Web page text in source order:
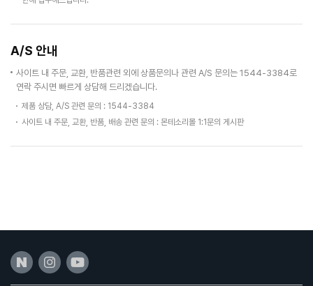
A/S 안내
사이트 내 주문, 교환, 반품관련 외에 상품문의나 관련 A/S 문의는 1544-3384로
연락 주시면 빠르게 상담해 드리겠습니다.
제품 상담, A/S 관련 문의 : 1544-3384
사이트 내 주문, 교환, 반품, 배송 관련 문의 : 몬테소리몰 1:1문의 게시판